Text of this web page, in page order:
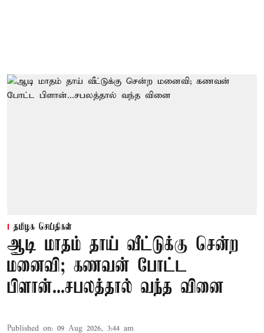
தமிழக செய்திகள்
ஆடி மாதம் தாய் வீட்டுக்கு சென்ற
மனைவி; கணவன் போட்ட
பிளான்...சபலத்தால் வந்த வினை
Published on: 09 Aug 2026, 3:44 am